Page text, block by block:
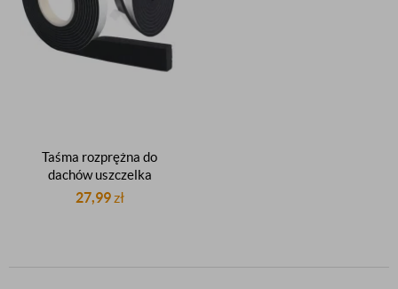
Taśma rozprężna do
dachów uszczelka
samorozprężna
27,99zł